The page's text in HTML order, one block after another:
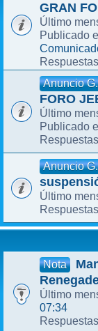
GRAN
Último
Publicado
Anuncio G.
FORO
Último
Publicado
Anuncio G.
Último
Nota
Último
07:34